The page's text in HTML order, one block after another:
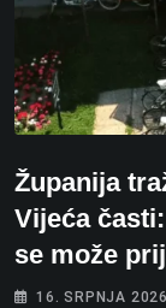
Županija
Vijeća
se može
16. SRPNJA